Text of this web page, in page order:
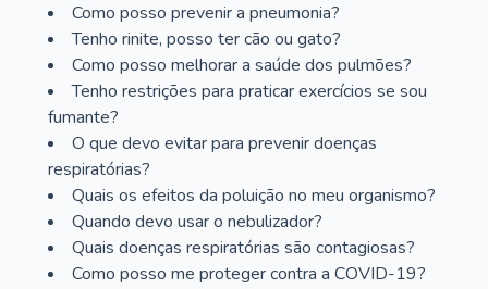
Como posso prevenir a pneumonia?
Tenho rinite, posso ter cão ou gato?
Como posso melhorar a saúde dos pulmões?
Tenho restrições para praticar exercícios se sou
fumante?
O que devo evitar para prevenir doenças
respiratórias?
Quais os efeitos da poluição no meu organismo?
Quando devo usar o nebulizador?
Quais doenças respiratórias são contagiosas?
Como posso me proteger contra a COVID-19?